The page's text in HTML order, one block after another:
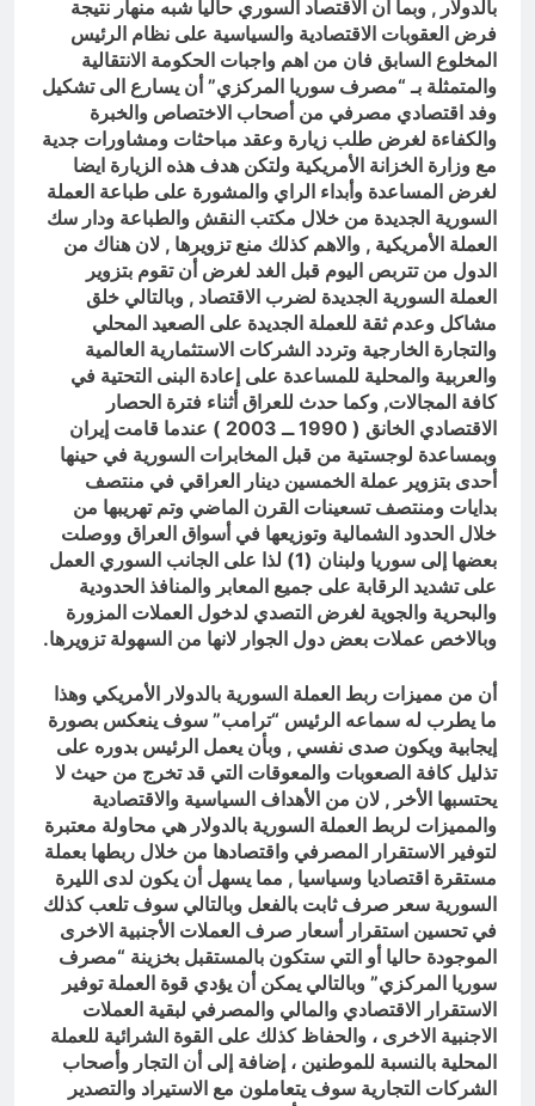
بالدولار , وبما أن الاقتصاد السوري حاليآ شبه منهار نتيجة
فرض العقوبات الاقتصادية والسياسية على نظام الرئيس
المخلوع السابق فان من اهم واجبات الحكومة الانتقالية
والمتمثلة بـ “مصرف سوريا المركزي” أن يسارع الى تشكيل
وفد اقتصادي مصرفي من أصحاب الاختصاص والخبرة
والكفاءة لغرض طلب زيارة وعقد مباحثات ومشاورات جدية
مع وزارة الخزانة الأمريكية ولتكن هدف هذه الزيارة ايضا
لغرض المساعدة وأبداء الراي والمشورة على طباعة العملة
السورية الجديدة من خلال مكتب النقش والطباعة ودار سك
العملة الأمريكية , والاهم كذلك منع تزويرها , لان هناك من
الدول من تتربص اليوم قبل الغد لغرض أن تقوم بتزوير
العملة السورية الجديدة لضرب الاقتصاد , وبالتالي خلق
مشاكل وعدم ثقة للعملة الجديدة على الصعيد المحلي
والتجارة الخارجية وتردد الشركات الاستثمارية العالمية
والعربية والمحلية للمساعدة على إعادة البنى التحتية في
كافة المجالات, وكما حدث للعراق أثناء فترة الحصار
الاقتصادي الخانق ( 1990 ــ 2003 ) عندما قامت إيران
وبمساعدة لوجستية من قبل المخابرات السورية في حينها
أحدى بتزوير عملة الخمسين دينار العراقي في منتصف
بدايات ومنتصف تسعينات القرن الماضي وتم تهريبها من
خلال الحدود الشمالية وتوزيعها في أسواق العراق ووصلت
بعضها إلى سوريا ولبنان (1) لذا على الجانب السوري العمل
على تشديد الرقابة على جميع المعابر والمنافذ الحدودية
والبحرية والجوية لغرض التصدي لدخول العملات المزورة
وبالاخص عملات بعض دول الجوار لانها من السهولة تزويرها.
أن من مميزات ربط العملة السورية بالدولار الأمريكي وهذا
ما يطرب له سماعه الرئيس “ترامب” سوف ينعكس بصورة
إيجابية ويكون صدى نفسي , وبأن يعمل الرئيس بدوره على
تذليل كافة الصعوبات والمعوقات التي قد تخرج من حيث لا
يحتسبها الأخر , لان من الأهداف السياسية والاقتصادية
والمميزات لربط العملة السورية بالدولار هي محاولة معتبرة
لتوفير الاستقرار المصرفي واقتصادها من خلال ربطها بعملة
مستقرة اقتصاديا وسياسيا , مما يسهل أن يكون لدى الليرة
السورية سعر صرف ثابت بالفعل وبالتالي سوف تلعب كذلك
في تحسين استقرار أسعار صرف العملات الأجنبية الاخرى
الموجودة حاليا أو التي ستكون بالمستقبل بخزينة “مصرف
سوريا المركزي” وبالتالي يمكن أن يؤدي قوة العملة توفير
الاستقرار الاقتصادي والمالي والمصرفي لبقية العملات
الاجنبية الاخرى ، والحفاظ كذلك على القوة الشرائية للعملة
المحلية بالنسبة للموطنين ، إضافة إلى أن التجار وأصحاب
الشركات التجارية سوف يتعاملون مع الاستيراد والتصدير